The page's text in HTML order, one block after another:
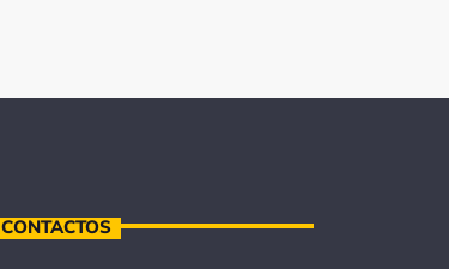
CONTACTOS